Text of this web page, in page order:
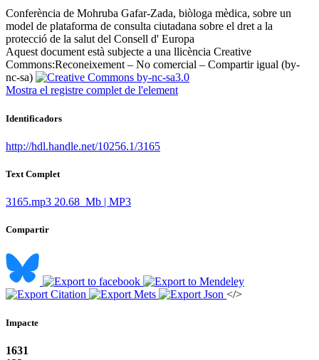
Conferència de Mohruba Gafar-Zada, biòloga mèdica, sobre un
model de plataforma de consulta ciutadana sobre el dret a la
protecció de la salut del Consell d' Europa ​
Aquest document està subjecte a una llicència Creative
Commons:Reconeixement – No comercial – Compartir igual (by-
nc-sa)
Mostra el registre complet de l'element
Identificadors
http://hdl.handle.net/10256.1/3165
Text Complet
3165.mp3 20.68 Mb | MP3
Compartir
</>
Impacte
1631